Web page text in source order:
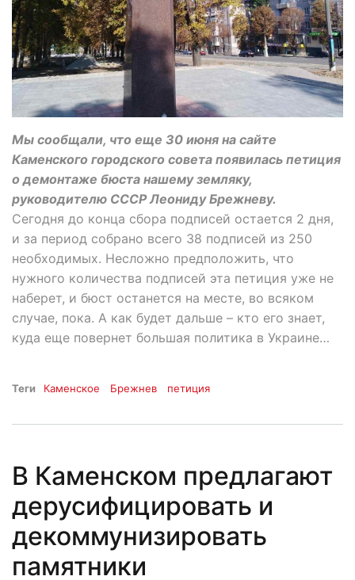
Мы сообщали, что еще 30 июня на сайте
Каменского городского совета появилась петиция
о демонтаже бюста нашему земляку,
руководителю СССР Леониду Брежневу.
Сегодня до конца сбора подписей остается 2 дня,
и за период собрано всего 38 подписей из 250
необходимых. Несложно предположить, что
нужного количества подписей эта петиция уже не
наберет, и бюст останется на месте, во всяком
случае, пока. А как будет дальше – кто его знает,
куда еще повернет большая политика в Украине…
Теги Каменское Брежнев петиция
В Каменском предлагают
дерусифицировать и
декоммунизировать
памятники